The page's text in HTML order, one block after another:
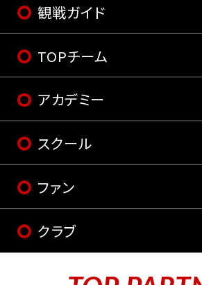
観戦ガイド
TOPチーム
アカデミー
スクール
ファン
クラブ